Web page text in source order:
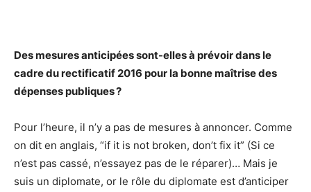
Des mesures anticipées sont-elles à prévoir dans le
cadre du rectificatif 2016 pour la bonne maîtrise des
dépenses publiques ?
Pour l’heure, il n’y a pas de mesures à annoncer. Comme
on dit en anglais, “if it is not broken, don’t fix it” (Si ce
n’est pas cassé, n’essayez pas de le réparer)… Mais je
suis un diplomate, or le rôle du diplomate est d’anticiper